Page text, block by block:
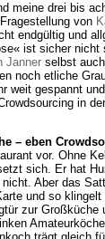
meine drei bis
von
endgültig und
ist sicher nicht
Janner selbst auch
noch etliche
weit gespannt
in der
– eben
vor. Ohne
sich. Er hat
Aber das
und so klingelt
zur Großküche